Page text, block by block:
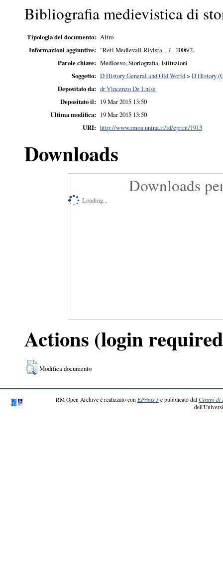
Bibliografia medievistica di
Tipologia del documento: Altro
Informazioni aggiuntive: "Reti Medievali Rivista", 7 - 2006/2.
Parole chiave: Medioevo, Storiografia, Istituzioni
Soggetto: D History General and Old World> D History
Depositato da: dr Vincenzo De Luise
Depositato il: 19 Mar 2015 13:50
Ultima modifica: 19 Mar 2015 13:50
URI: http://www.rmoa.unina.it/id/eprint/1913
Downloads
Downloads
Loading...
Actions (login
Modifica documento
RM Open Archive è realizzato con EPrints 3 e pubblicato dal Centro di